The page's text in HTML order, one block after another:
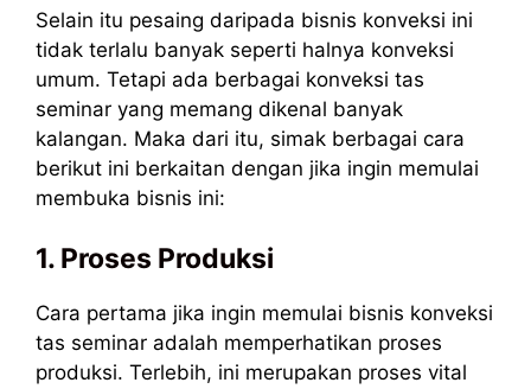
Selain itu pesaing daripada bisnis konveksi ini
tidak terlalu banyak seperti halnya konveksi
umum. Tetapi ada berbagai konveksi tas
seminar yang memang dikenal banyak
kalangan. Maka dari itu, simak berbagai cara
berikut ini berkaitan dengan jika ingin memulai
membuka bisnis ini:
1. Proses Produksi
Cara pertama jika ingin memulai bisnis konveksi
tas seminar adalah memperhatikan proses
produksi. Terlebih, ini merupakan proses vital